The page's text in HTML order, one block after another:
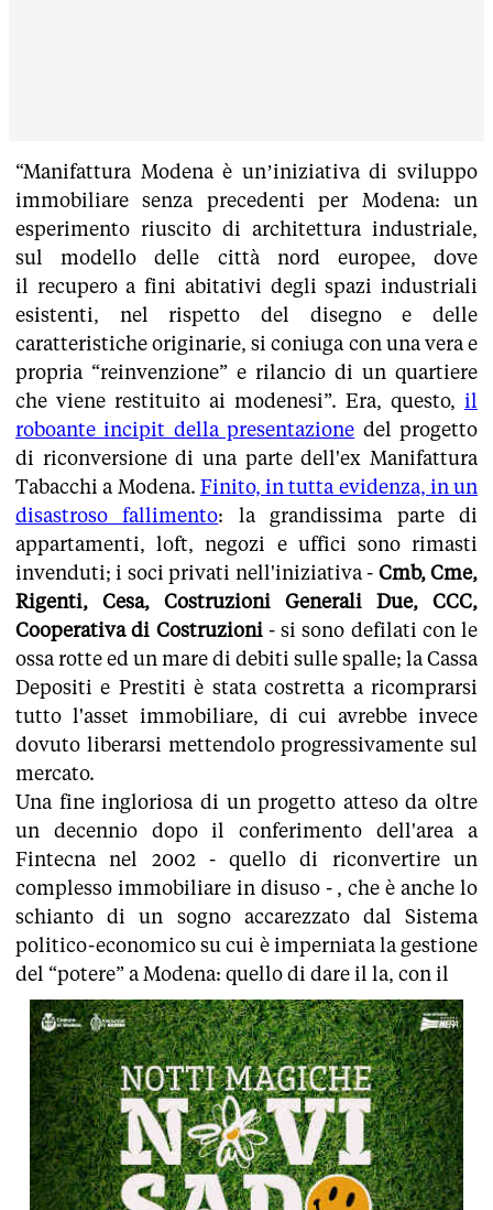
“Manifattura Modena è un’iniziativa di sviluppo
immobiliare senza precedenti per Modena: un
esperimento riuscito di architettura industriale,
sul modello delle città nord europee, dove
il recupero a fini abitativi degli spazi industriali
esistenti, nel rispetto del disegno e delle
caratteristiche originarie, si coniuga con una vera e
propria “reinvenzione” e rilancio di un quartiere
che viene restituito ai modenesi”. Era, questo, il
roboante incipit della presentazione del progetto
di riconversione di una parte dell'ex Manifattura
Tabacchi a Modena. Finito, in tutta evidenza, in un
disastroso fallimento: la grandissima parte di
appartamenti, loft, negozi e uffici sono rimasti
invenduti; i soci privati nell'iniziativa - Cmb, Cme,
Rigenti, Cesa, Costruzioni Generali Due, CCC,
Cooperativa di Costruzioni- si sono defilati con le
ossa rotte ed un mare di debiti sulle spalle; la Cassa
Depositi e Prestiti è stata costretta a ricomprarsi
tutto l'asset immobiliare, di cui avrebbe invece
dovuto liberarsi mettendolo progressivamente sul
mercato.
Una fine ingloriosa di un progetto atteso da oltre
un decennio dopo il conferimento dell'area a
Fintecna nel 2002 - quello di riconvertire un
complesso immobiliare in disuso - , che è anche lo
schianto di un sogno accarezzato dal Sistema
politico-economico su cui è imperniata la gestione
del “potere” a Modena: quello di dare il la, con il